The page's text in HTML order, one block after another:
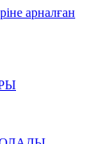
арналған